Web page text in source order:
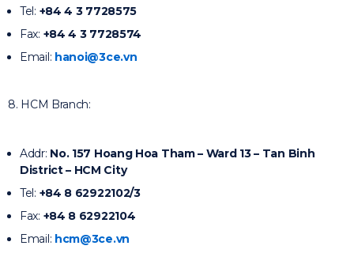
Tel: +84 4 3 7728575
Fax: +84 4 3 7728574
Email: hanoi@3ce.vn
8. HCM Branch:
Addr: No. 157 Hoang Hoa Tham – Ward 13 – Tan Binh
District – HCM City
Tel: +84 8 62922102/3
Fax: +84 8 62922104
Email: hcm@3ce.vn